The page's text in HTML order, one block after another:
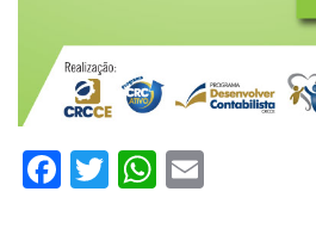
Facebook
TwitterWhatsApp